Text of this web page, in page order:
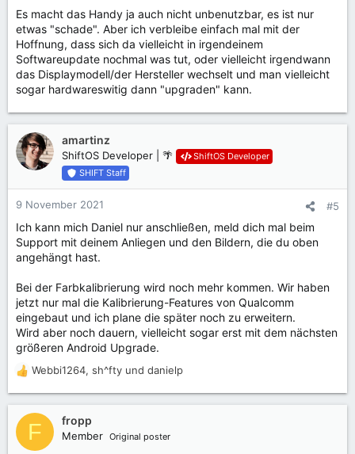
Es macht das Handy ja auch nicht unbenutzbar, es ist nur
etwas "schade". Aber ich verbleibe einfach mal mit der
Hoffnung, dass sich da vielleicht in irgendeinem
Softwareupdate nochmal was tut, oder vielleicht irgendwann
das Displaymodell/der Hersteller wechselt und man vielleicht
sogar hardwareswitig dann "upgraden" kann.
amartinz
ShiftOS Developer | 🌴
ShiftOS Developer
SHIFT Staff
9 November 2021 #5
Ich kann mich Daniel nur anschließen, meld dich mal beim
Support mit deinem Anliegen und den Bildern, die du oben
angehängt hast.
Bei der Farbkalibrierung wird noch mehr kommen. Wir haben
jetzt nur mal die Kalibrierung-Features von Qualcomm
eingebaut und ich plane die später noch zu erweitern.
Wird aber noch dauern, vielleicht sogar erst mit dem nächsten
größeren Android Upgrade.
R
e
a
k
t
Webbi1264, sh^fty und danielp
F fropp
Member Original poster